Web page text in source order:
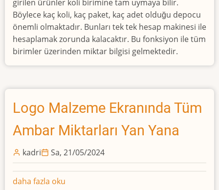
Dağılım
hakkında
girilen ürünler koli birimine tam uymaya bilir.
Böylece kaç koli, kaç paket, kaç adet olduğu depocu
önemli olmaktadır. Bunları tek tek hesap makinesi ile
hesaplamak zorunda kalacaktır. Bu fonksiyon ile tüm
birimler üzerinden miktar bilgisi gelmektedir.
Logo Malzeme Ekranında Tüm
Ambar Miktarları Yan Yana
kadri Sa, 21/05/2024
Logo
daha fazla oku